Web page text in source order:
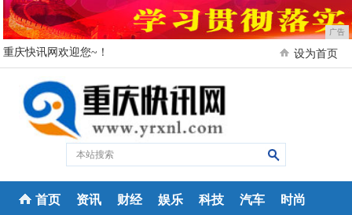
广告
重庆快讯网欢迎您~！ 设为首页
首页 资讯 财经 娱乐 科技 汽车 时尚